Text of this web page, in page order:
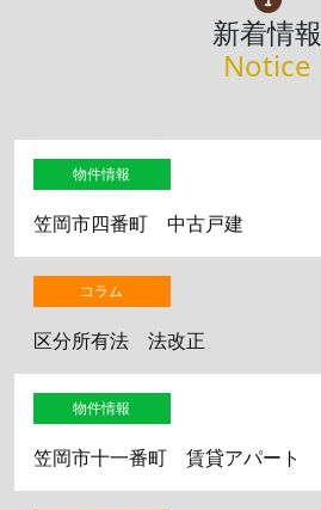
新着情報
Notice
物件情報
笠岡市四番町 中古戸建
コラム
区分所有法 法改正
物件情報
笠岡市十一番町 賃貸アパート